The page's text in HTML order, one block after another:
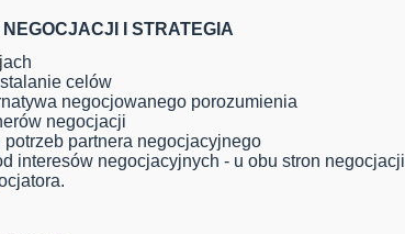
I STRATEGIA
celów
negocjowanego porozumienia
negocjacji
partnera negocjacyjnego
interesów negocjacyjnych - u obu stron negocjacji